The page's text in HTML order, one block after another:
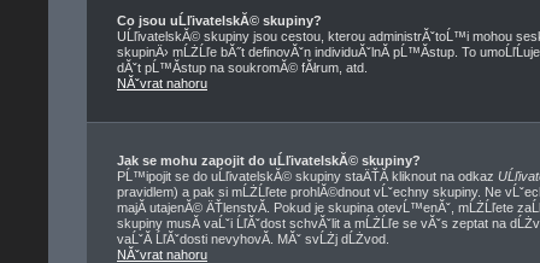
Co jsou uĹľivatelskĂ© skupiny?
UĹľivatelskĂ© skupiny jsou cestou, kterou administrĂˇtoĹ™i mohou
skupinÄ› mĹŻĹľe bĂ˝t definovĂˇn individuĂˇlnĂ­ pĹ™Ă­stup. To
dĂˇt pĹ™Ă­stup na soukromĂ© fĂłrum, atd.
NĂˇvrat nahoru
Jak se mohu zapojit do uĹľivatelskĂ© skupiny?
PĹ™ipojit se do uĹľivatelskĂ© skupiny staÄŤĂ­ kliknout na odkaz
pravidlem) a pak si mĹŻĹľete prohlĂ©dnout vĹˇechny skupiny. Ne
majĂ­ utajenĂ© ÄŤlenstvĂ­. Pokud je skupina otevĹ™enĂˇ, mĹŻĹľete
skupiny musĂ­ vaĹˇi ĹľĂˇdost schvĂˇlit a mĹŻĹľe se vĂˇs zeptat na
vaĹˇĂ­ ĹľĂˇdosti nevyhovĂ­. MĂˇ svĹŻj dĹŻvod.
NĂˇvrat nahoru